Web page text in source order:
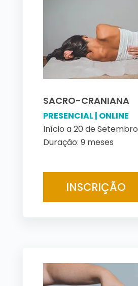
SACRO-CRANIANA
PRESENCIAL | ONLINE
Início a 20 de Setembro
Duração: 9 meses
INSCRIÇÃO